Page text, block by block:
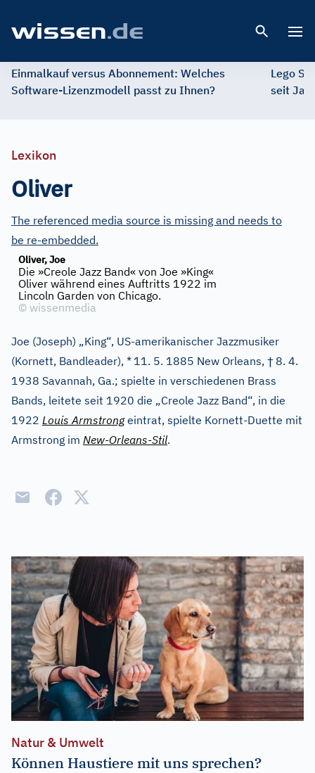
Einmalkauf versus Abonnement: Welches
Software-Lizenzmodell passt zu Ihnen?
Lego
seit
Lexikon
Oliver
The referenced media source is missing and needs to
be re-embedded.
Oliver, Joe
Die »Creole Jazz Band« von Joe »King«
Oliver während eines Auftritts 1922 im
Lincoln Garden von Chicago.
© wissenmedia
Joe (Joseph) „King“, US-amerikanischer Jazzmusiker
(Kornett, Bandleader), * 11. 5. 1885 New Orleans, † 8. 4.
1938 Savannah, Ga.; spielte in verschiedenen Brass
Bands, leitete seit 1920 die „Creole Jazz Band“, in die
1922 Louis Armstrongeintrat, spielte Kornett-Duette mit
Armstrong im New-Orleans-Stil.
Natur & Umwelt
Können Haustiere mit uns sprechen?